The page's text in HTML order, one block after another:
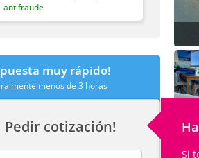
antifraude
muy rápido!
menos de 3 horas
Pedir cotización!
Si